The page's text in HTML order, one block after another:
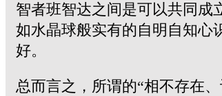
智者班智达之间是可以共同成
如水晶球般实有的自明自知心
好。
总而言之，所谓的“相不存在